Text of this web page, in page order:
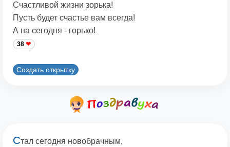
Счастливой жизни зорька!
Пусть будет счастье вам всегда!
А на сегодня - горько!
38
Создать открытку
Стал сегодня новобрачным,